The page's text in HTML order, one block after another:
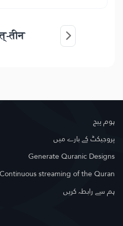
तीन
ہوم پیج
پروجیکٹ کے بارے میں
Generate Quranic Designs
Continuous streaming of the Quran
ہم سے رابطہ کریں